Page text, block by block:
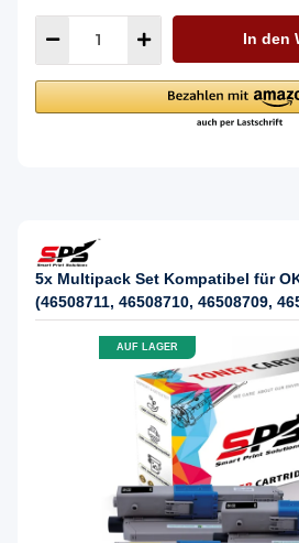
In den
5x Multipack Set Kompatibel für
(46508711, 46508710, 46508709,
AUF LAGER